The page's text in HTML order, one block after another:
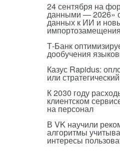
24 сентября на
данными — 2026»
данных к ИИ и
импортозамещения
Т-Банк
дообучения
Казус Rapidus:
или
К 2030 году
клиентском
на персонал
В VK научили
алгоритмы
интересы